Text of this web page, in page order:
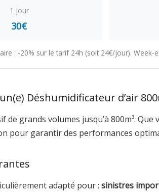
1 jour
30€
: -20% sur le tarif 24h (soit 24€/jour).
Déshumidificateur d’air
de grands volumes jusqu’à 800m³.
pour garantir des performances
adapté pour : sinistres